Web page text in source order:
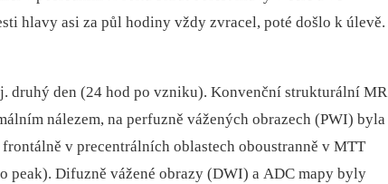
hlavy asi za půl hodiny vždy zvracel, poté došlo k úlevě.
druhý den (24 hod po vzniku). Konvenční strukturální MR
nálezem, na perfuzně vážených obrazech (PWI) byla
v precentrálních oblastech oboustranně v MTT
peak). Difuzně vážené obrazy (DWI) a ADC mapy byly